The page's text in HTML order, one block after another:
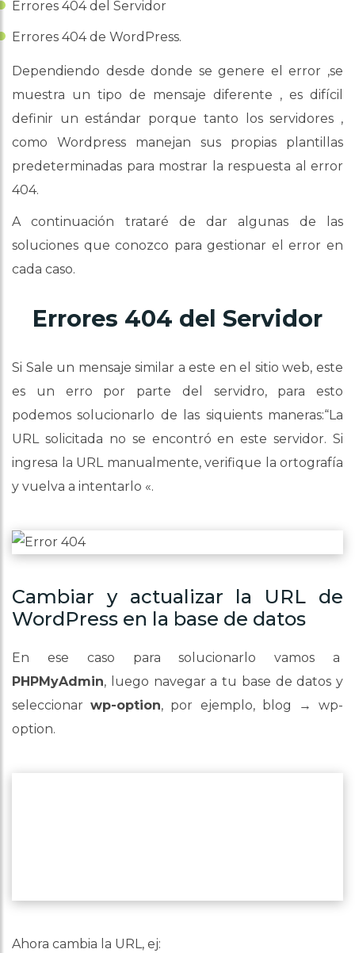
Errores 404 del Servidor
Errores 404 de WordPress.
Dependiendo desde donde se genere el error ,se
muestra un tipo de mensaje diferente , es difícil
definir un estándar porque tanto los servidores ,
como Wordpress manejan sus propias plantillas
predeterminadas para mostrar la respuesta al error
404.
A continuación trataré de dar algunas de las
soluciones que conozco para gestionar el error en
cada caso.
Errores 404 del Servidor
Si Sale un mensaje similar a este en el sitio web, este
es un erro por parte del servidro, para esto
podemos solucionarlo de las siquients maneras:“La
URL solicitada no se encontró en este servidor. Si
ingresa la URL manualmente, verifique la ortografía
y vuelva a intentarlo «.
Cambiar y actualizar la URL de
WordPress en la base de datos
En ese caso para solucionarlo vamos a
PHPMyAdmin, luego navegar a tu base de datos y
seleccionarwp-option, por ejemplo, blog → wp-
option.
Ahora cambia la URL, ej: